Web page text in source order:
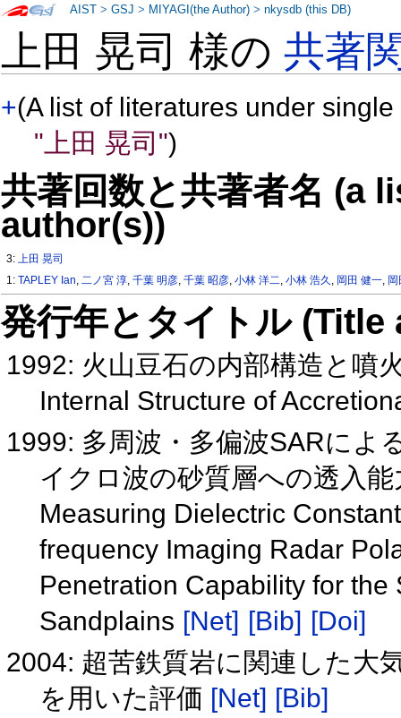
上田 晃司 様の共著
+(A list of literatures under
"上田 晃司")
共著回数と共著者名 (a
author(s))
3:上田 晃司
1:TAPLEY Ian,二ノ宮 淳,千葉 明彦,千葉 昭彦,小林 洋二,小林 浩久 , 岡田 健一,
発行年とタイトル
1992: 火山豆石の内部構造と噴
Internal Structure of
1999: 多周波・多偏波SARによ
イクロ波の砂質層への透入
Measuring Dielectric
frequency Imaging Radar
Penetration Capability for
Sandplains [Net] [Bib] [Doi]
2004: 超苦鉄質岩に関連した大
を用いた評価 [Net] [Bib]
AIST >GSJ > MIYAGI(the Author) >nkysdb (this DB)